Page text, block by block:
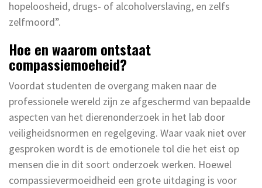
hopeloosheid, drugs- of alcoholverslaving, en zelfs
zelfmoord”.
Hoe en waarom ontstaat
compassiemoeheid?
Voordat studenten de overgang maken naar de
professionele wereld zijn ze afgeschermd van bepaalde
aspecten van het dierenonderzoek in het lab door
veiligheidsnormen en regelgeving. Waar vaak niet over
gesproken wordt is de emotionele tol die het eist op
mensen die in dit soort onderzoek werken. Hoewel
compassievermoeidheid een grote uitdaging is voor